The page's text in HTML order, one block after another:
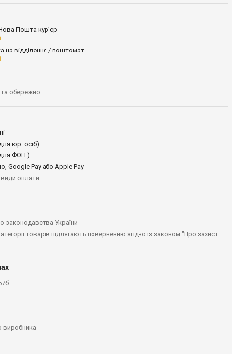
Пошта кур’єр
на відділення / поштомат
обережно
юр. осіб)
ФОП )
Google Pay або Apple Pay
види оплати
законодавства України
товарів підлягають поверненню згідно із законом "Про захист
виробника